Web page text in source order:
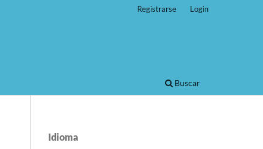
Buscar
Registrarse Login
Idioma